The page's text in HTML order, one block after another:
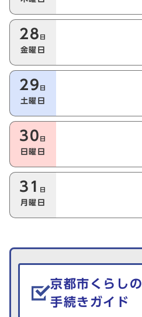
28 日
金曜日
29 日
土曜日
30 日
日曜日
31 日
月曜日
生活情報を探す
京都市くらしの
手続きガイド